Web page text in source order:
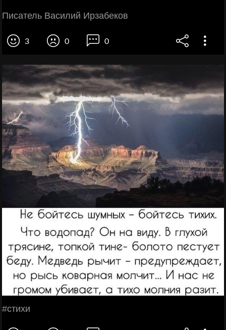
Писатель Василий Ирзабеков
3 0 0
#стихи